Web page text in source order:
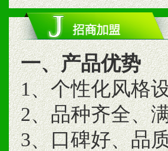
一、产品优势
1、个性化风格
2、品种齐全、
3、口碑好、品